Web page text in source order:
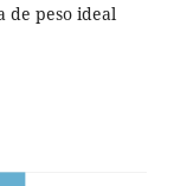
de peso ideal